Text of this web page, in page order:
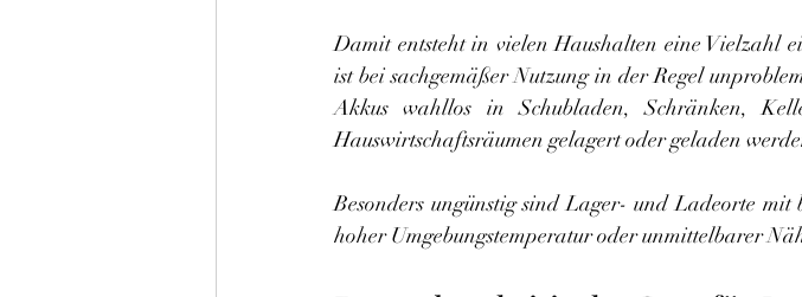
Damit entsteht in vielen Haushalten eine Vielzahl
ist bei sachgemäßer Nutzung in der Regel
Akkus wahllos in Schubladen, Schränken,
Hauswirtschaftsräumen gelagert oder geladen
Besonders ungünstig sind Lager- und Ladeorte
hoher Umgebungstemperatur oder unmittelbarer